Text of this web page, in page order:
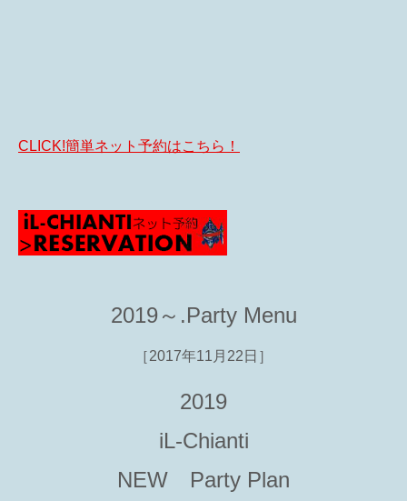
CLICK!簡単ネット予約はこちら！
2019～.Party Menu
［2017年11月22日］
2019
iL-Chianti
NEW Party Plan